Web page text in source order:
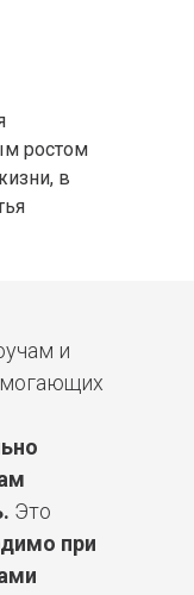
ростом
в
и
Это
при